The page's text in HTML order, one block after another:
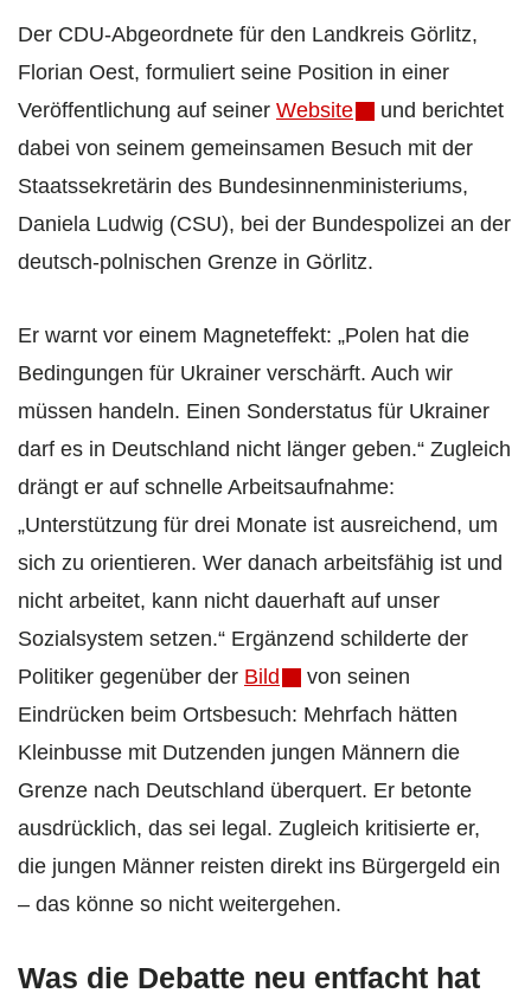
Der CDU-Abgeordnete für den Landkreis Görlitz,
Florian Oest, formuliert seine Position in einer
Veröffentlichung auf seiner Website
und berichtet
dabei von seinem gemeinsamen Besuch mit der
Staatssekretärin des Bundesinnenministeriums,
Daniela Ludwig (CSU), bei der Bundespolizei an der
deutsch-polnischen Grenze in Görlitz.
Er warnt vor einem Magneteffekt: „Polen hat die
Bedingungen für Ukrainer verschärft. Auch wir
müssen handeln. Einen Sonderstatus für Ukrainer
darf es in Deutschland nicht länger geben.“ Zugleich
drängt er auf schnelle Arbeitsaufnahme:
„Unterstützung für drei Monate ist ausreichend, um
sich zu orientieren. Wer danach arbeitsfähig ist und
nicht arbeitet, kann nicht dauerhaft auf unser
Sozialsystem setzen.“ Ergänzend schilderte der
Politiker gegenüber der Bild
von seinen
Eindrücken beim Ortsbesuch: Mehrfach hätten
Kleinbusse mit Dutzenden jungen Männern die
Grenze nach Deutschland überquert. Er betonte
ausdrücklich, das sei legal. Zugleich kritisierte er,
die jungen Männer reisten direkt ins Bürgergeld ein
– das könne so nicht weitergehen.
Was die Debatte neu entfacht hat